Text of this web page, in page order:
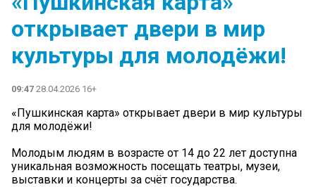
открывает двери в мир
культуры для молодёжи!
09:47 28.04.2026 16+
«Пушкинская карта» открывает двери в мир культуры
для молодёжи!
Молодым людям в возрасте от 14 до 22 лет доступна
уникальная возможность посещать театры, музеи,
выставки и концерты за счёт государства.